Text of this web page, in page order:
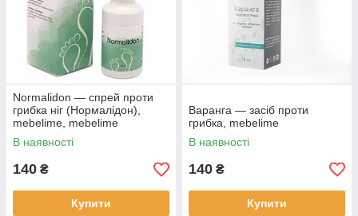
Normalidon — спрей проти
грибка ніг (Нормалідон),
mebelime, mebelime
В наявності
140 ₴
Купити
Варанга — засіб проти
грибка, mebelime
В наявності
140 ₴
Купити